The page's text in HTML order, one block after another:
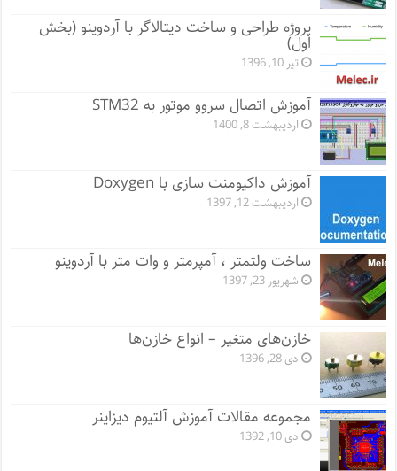
پروژه طراحی و ساخت دیتالاگر با آردوینو (بخش
اول)
تیر 10, 1396
آموزش اتصال سروو موتور به STM32
اردیبهشت 8, 1400
آموزش داکیومنت سازی با Doxygen
اردیبهشت 12, 1397
ساخت ولتمتر ، آمپرمتر و وات متر با آردوینو
شهریور 23, 1397
خازن‌های متغیر – انواع خازن‌ها
دی 28, 1396
مجموعه مقالات آموزش آلتیوم دیزاینر
دی 10, 1392